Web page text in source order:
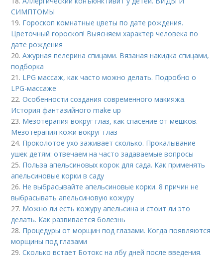
СИМПТОМЫ
19. Гороскоп комнатные цветы по дате рождения.
Цветочный гороскоп! Выясняем характер человека по
дате рождения
20.Ажурная пелерина спицами. Вязаная накидка спицами,
подборка
21. LPG массаж, как часто можно делать. Подробно о
LPG-массаже
22.Особенности создания современного макияжа.
История фантазийного make up
23. Мезотерапия вокруг глаз, как спасение от мешков.
Мезотерапия кожи вокруг глаз
24. Проколотое ухо заживает сколько. Прокалывание
ушек детям: отвечаем на часто задаваемые вопросы
25. Польза апельсиновых корок для сада. Как применять
апельсиновые корки в саду
26. Не выбрасывайте апельсиновые корки. 8 причин не
выбрасывать апельсиновую кожуру
27. Можно ли есть кожуру апельсина и стоит ли это
делать. Как развивается болезнь
28. Процедуры от морщин под глазами. Когда появляются
морщины под глазами
29.Сколько встает Ботокс на лбу дней после введения.